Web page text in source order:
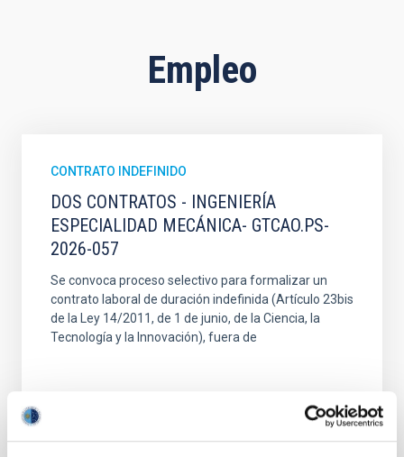
Empleo
CONTRATO INDEFINIDO
DOS CONTRATOS - INGENIERÍA
ESPECIALIDAD MECÁNICA- GTCAO.PS-
2026-057
Se convoca proceso selectivo para formalizar un
contrato laboral de duración indefinida (Artículo 23bis
de la Ley 14/2011, de 1 de junio, de la Ciencia, la
Tecnología y la Innovación), fuera de